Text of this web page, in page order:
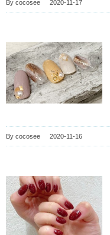
By cocosee 2020-11-17
By cocosee 2020-11-16